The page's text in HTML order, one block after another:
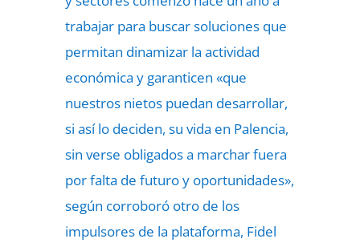
trabajar para buscar soluciones que
permitan dinamizar la actividad
económica y garanticen «que
nuestros nietos puedan desarrollar,
si así lo deciden, su vida en Palencia,
sin verse obligados a marchar fuera
por falta de futuro y oportunidades»,
según corroboró otro de los
impulsores de la plataforma, Fidel